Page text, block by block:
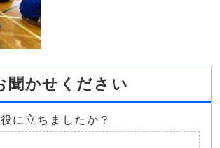
聞かせください
に立ちましたか？